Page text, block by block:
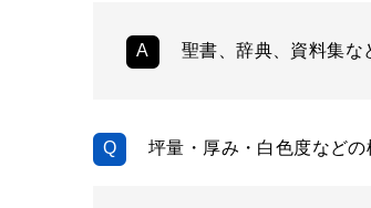
聖書、辞典、資料集な
坪量・厚み・白色度などの